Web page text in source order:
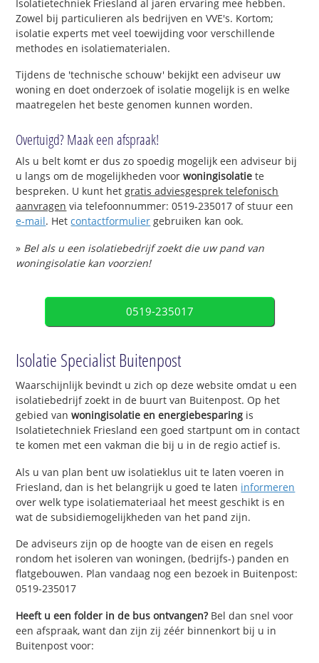
Isolatietechniek Friesland al jaren ervaring mee hebben.
Zowel bij particulieren als bedrijven en VVE's. Kortom;
isolatie experts met veel toewijding voor verschillende
methodes en isolatiematerialen.
Tijdens de 'technische schouw' bekijkt een adviseur uw
woning en doet onderzoek of isolatie mogelijk is en welke
maatregelen het beste genomen kunnen worden.
Overtuigd? Maak een afspraak!
Als u belt komt er dus zo spoedig mogelijk een adviseur bij
u langs om de mogelijkheden voorwoningisolatie te
bespreken. U kunt hetgratis adviesgesprek telefonisch
aanvragen via telefoonnummer: 0519-235017 of stuur een
e-mail. Hetcontactformulier gebruiken kan ook.
» Bel als u een isolatiebedrijf zoekt die uw pand van
woningisolatie kan voorzien!
0519-235017
Isolatie Specialist Buitenpost
Waarschijnlijk bevindt u zich op deze website omdat u een
isolatiebedrijf zoekt in de buurt van Buitenpost. Op het
gebied vanwoningisolatie en energiebesparing is
Isolatietechniek Friesland een goed startpunt om in contact
te komen met een vakman die bij u in de regio actief is.
Als u van plan bent uw isolatieklus uit te laten voeren in
Friesland, dan is het belangrijk u goed te laten informeren
over welk type isolatiemateriaal het meest geschikt is en
wat de subsidiemogelijkheden van het pand zijn.
De adviseurs zijn op de hoogte van de eisen en regels
rondom het isoleren van woningen, (bedrijfs-) panden en
flatgebouwen. Plan vandaag nog een bezoek in Buitenpost:
0519-235017
Heeft u een folder in de bus ontvangen?Bel dan snel voor
een afspraak, want dan zijn zij zéér binnenkort bij u in
Buitenpost voor: